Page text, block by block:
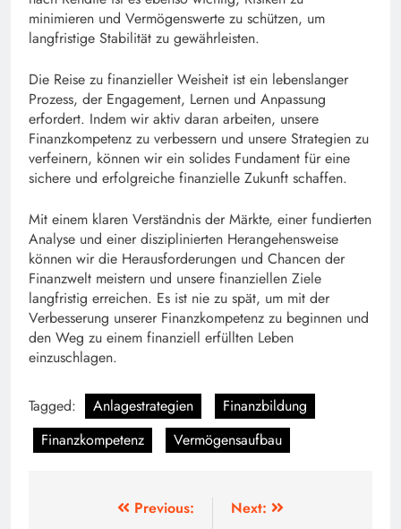
minimieren und Vermögenswerte zu schützen, um
langfristige Stabilität zu gewährleisten.
Die Reise zu finanzieller Weisheit ist ein lebenslanger
Prozess, der Engagement, Lernen und Anpassung
erfordert. Indem wir aktiv daran arbeiten, unsere
Finanzkompetenz zu verbessern und unsere Strategien zu
verfeinern, können wir ein solides Fundament für eine
sichere und erfolgreiche finanzielle Zukunft schaffen.
Mit einem klaren Verständnis der Märkte, einer fundierten
Analyse und einer disziplinierten Herangehensweise
können wir die Herausforderungen und Chancen der
Finanzwelt meistern und unsere finanziellen Ziele
langfristig erreichen. Es ist nie zu spät, um mit der
Verbesserung unserer Finanzkompetenz zu beginnen und
den Weg zu einem finanziell erfüllten Leben
einzuschlagen.
Tagged: Anlagestrategien
Finanzbildung
Finanzkompetenz
Vermögensaufbau
Beitragsnavigation
Previous:
Next: